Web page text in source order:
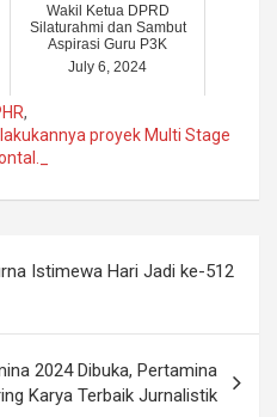
Wakil Ketua DPRD
Silaturahmi dan Sambut
Aspirasi Guru P3K
July 6, 2024
,
proyek Multi Stage
Istimewa Hari Jadi ke-512
2024 Dibuka, Pertamina
Karya Terbaik Jurnalistik